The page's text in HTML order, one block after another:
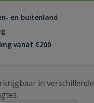
en buitenland
vanaf €200
in verschillende